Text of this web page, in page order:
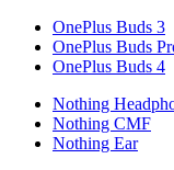
OnePlus Buds 3
OnePlus Buds
OnePlus Buds 4
Nothing
Nothing CMF
Nothing Ear